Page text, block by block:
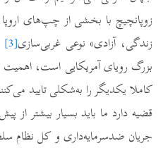
زوپانچیچ با بخشی از چپ‌های اروپا
زندگی، آزادی» نوعی غربی‌سازی[3]
بزرگ رویای آمریکایی است،
کاملا یکدیگر را به‌شکلی تایید
قضیه دارد ما باید بسیار بیشتر
جریان ضدسرمایه‌داری و کل نظام